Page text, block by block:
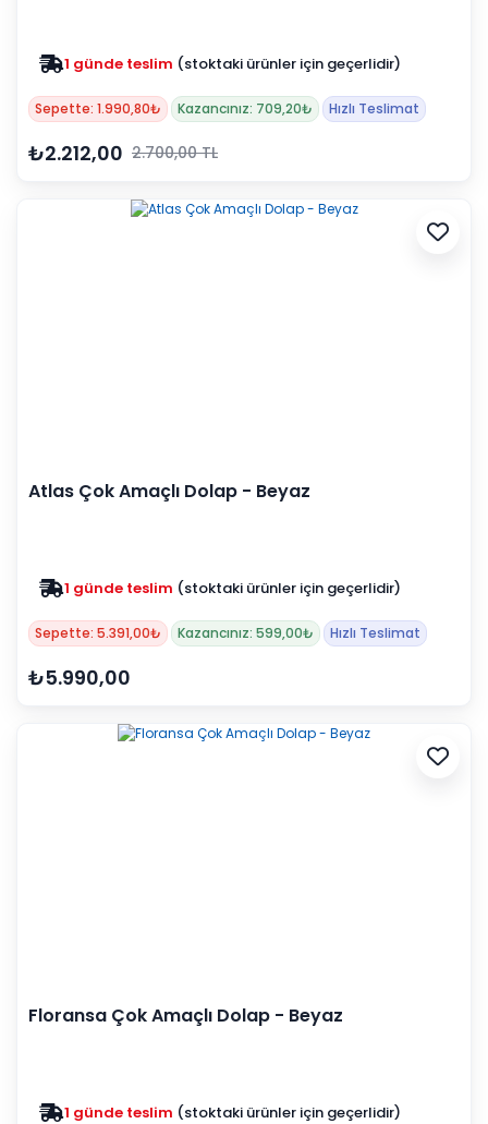
1 günde teslim (stoktaki ürünler için geçerlidir)
Sepette: 1.990,80₺ Kazancınız: 709,20₺ Hızlı Teslimat
₺2.212,00 2.700,00 TL
Atlas Çok Amaçlı Dolap - Beyaz
1 günde teslim (stoktaki ürünler için geçerlidir)
Sepette: 5.391,00₺ Kazancınız: 599,00₺ Hızlı Teslimat
₺5.990,00
Floransa Çok Amaçlı Dolap - Beyaz
1 günde teslim (stoktaki ürünler için geçerlidir)